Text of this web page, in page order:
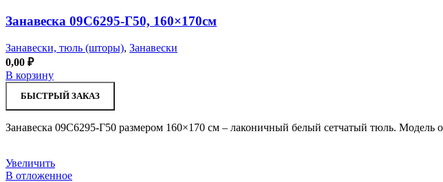
Занавеска 09С6295-Г50, 160×170см
Занавески, тюль (шторы), Занавески
0,00 ₽
В корзину
БЫСТРЫЙ ЗАКАЗ
Занавеска 09С6295-Г50 размером 160×170 см – лаконичный белый сетчатый тюль.
Увеличить
В отложенное